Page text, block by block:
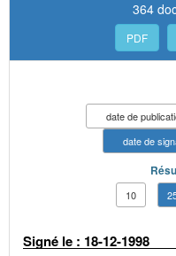
364
PDF
date de
date de
10
Signé le : 18-12-1998